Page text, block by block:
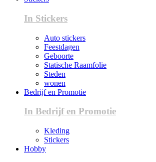
In Stickers
Auto stickers
Feestdagen
Geboorte
Statische Raamfolie
Steden
wonen
Bedrijf en Promotie
In Bedrijf en Promotie
Kleding
Stickers
Hobby